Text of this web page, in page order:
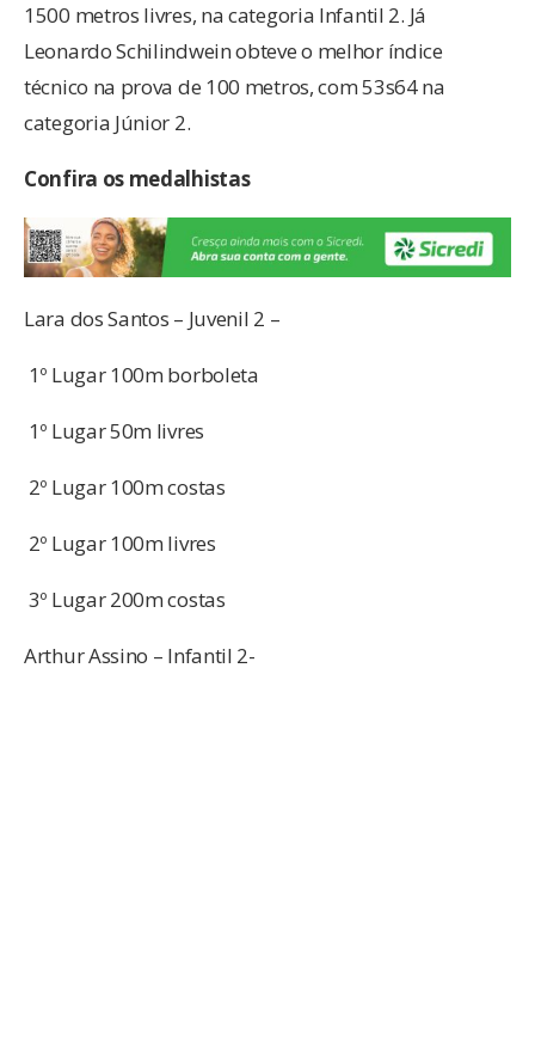
1500 metros livres, na categoria Infantil 2. Já
Leonardo Schilindwein obteve o melhor índice
técnico na prova de 100 metros, com 53s64 na
categoria Júnior 2.
Confira os medalhistas
Lara dos Santos – Juvenil 2 –
1º Lugar 100m borboleta
1º Lugar 50m livres
2º Lugar 100m costas
2º Lugar 100m livres
3º Lugar 200m costas
Arthur Assino – Infantil 2-